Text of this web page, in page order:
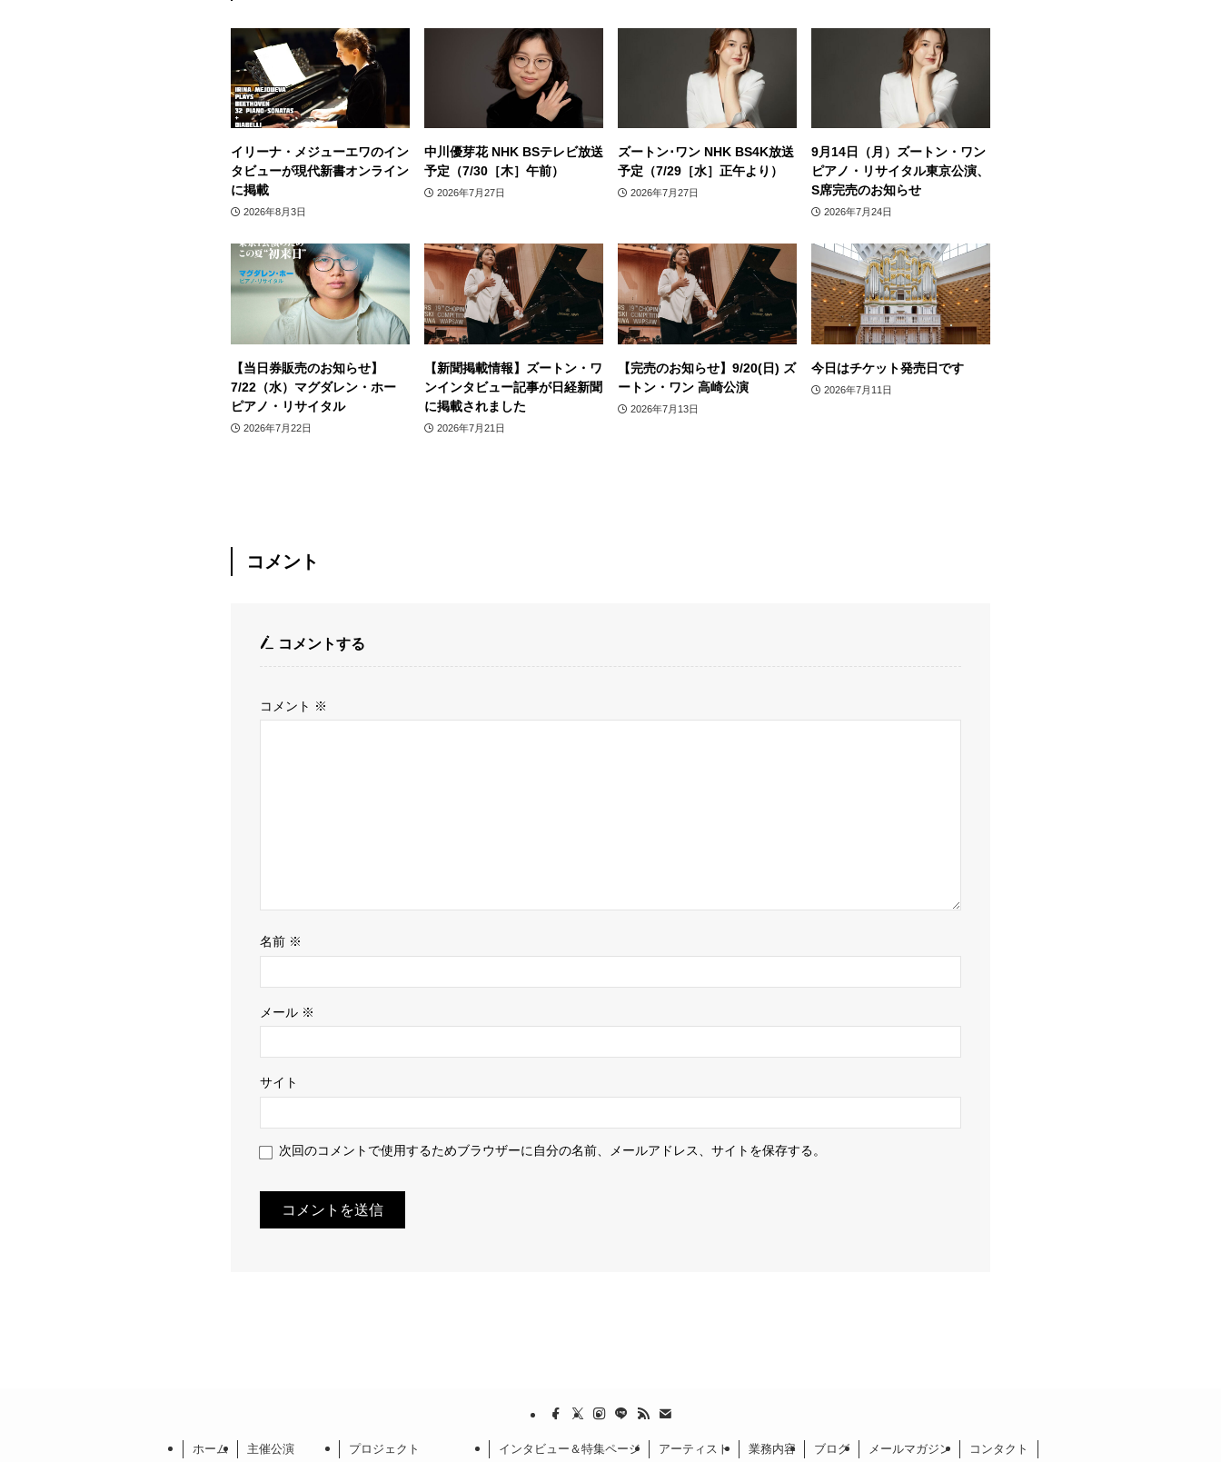
イリーナ・メジューエワのイン
タビューが現代新書オンライン
に掲載
2026年8月3日
中川優芽花 NHK BSテレビ放送
予定（7/30［木］午前）
2026年7月27日
ズートン･ワン NHK BS4K放送
予定（7/29［水］正午より）
2026年7月27日
9月14日（月）ズートン・ワン
ピアノ・リサイタル東京公演、
S席完売のお知らせ
2026年7月24日
【当日券販売のお知らせ】
7/22（水）マグダレン・ホー
ピアノ・リサイタル
2026年7月22日
【新聞掲載情報】ズートン・ワ
ンインタビュー記事が日経新聞
に掲載されました
2026年7月21日
【完売のお知らせ】9/20(日) ズ
ートン・ワン 高崎公演
2026年7月13日
今日はチケット発売日です
2026年7月11日
コメント
コメントする
コメント ※
名前 ※
メール ※
サイト
次回のコメントで使用するためブラウザーに自分の名前、メールアドレス、サイトを保存する。
ホーム 主催公演 プロジェクト インタビュー＆特集ページ アーティスト 業務内容 ブログ メールマガジン コンタクト